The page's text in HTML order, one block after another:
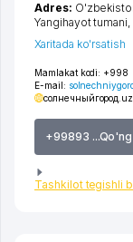
Mamlakat kodi: +998
E-mail:
солнечныйгород.uz
+99893
Tashkilot tegishli
Adres:
Yangihayot tumani,
Xaritada ko'rsatish